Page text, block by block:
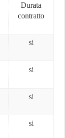
Durata
contratto
si
si
si
si